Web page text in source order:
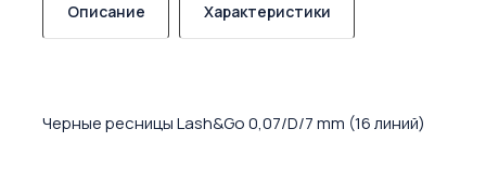
Описание Характеристики
Черные ресницы Lash&Go 0,07/D/7 mm (16 линий)